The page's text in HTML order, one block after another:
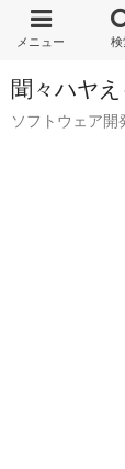
聞々ハヤ
ソフトウェア開